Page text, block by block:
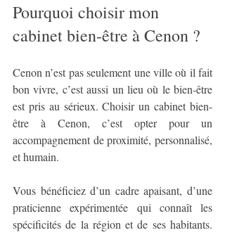
Pourquoi choisir mon
cabinet bien-être à Cenon ?
Cenon n’est pas seulement une ville où il fait
bon vivre, c’est aussi un lieu où le bien-être
est pris au sérieux. Choisir un cabinet bien-
être à Cenon, c’est opter pour un
accompagnement de proximité, personnalisé,
et humain.
Vous bénéficiez d’un cadre apaisant, d’une
praticienne expérimentée qui connaît les
spécificités de la région et de ses habitants.